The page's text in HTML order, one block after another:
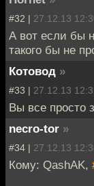
#32 | 27.12.13
А вот если бы
такого бы не
Котовод »
#33 | 27.12.13
Вы все просто
necro-tor »
#34 | 27.12.13
Кому: QashAK,